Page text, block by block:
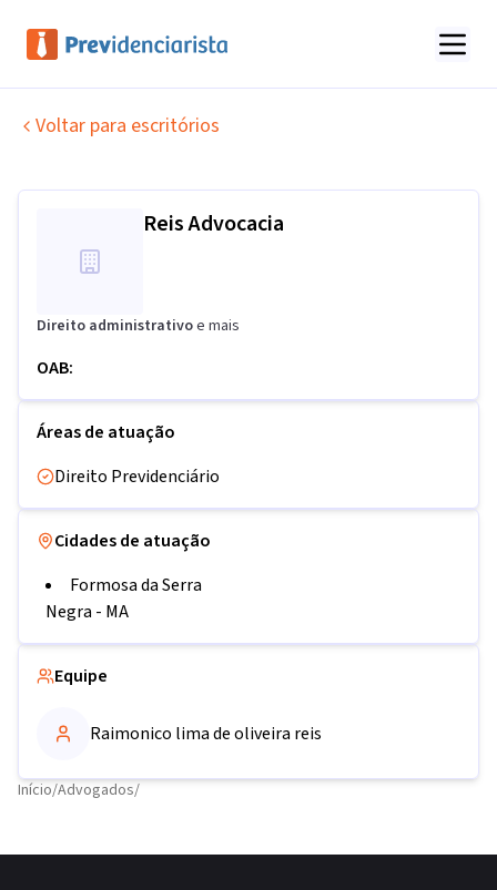
Voltar para escritórios
Reis Advocacia
Direito administrativoe mais
OAB:
Áreas de atuação
Direito Previdenciário
Cidades de atuação
Formosa da Serra
Negra - MA
Equipe
Raimonico lima de oliveira reis
Início/Advogados/